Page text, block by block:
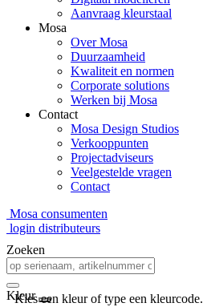
Aanvraag kleurstaal
Mosa
Over Mosa
Duurzaamheid
Kwaliteit en normen
Corporate solutions
Werken bij Mosa
Contact
Mosa Design Studios
Verkooppunten
Projectadviseurs
Veelgestelde vragen
Contact
Mosa consumenten
login distributeurs
Zoeken
Kleur
Kies een kleur of type een kleurcode.